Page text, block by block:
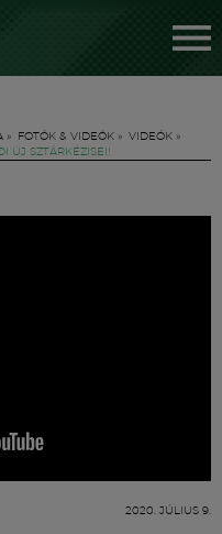
» FOTÓK & VIDEÓK » VIDEÓK »
ÚJ SZTÁRKÉZISEI!
2020. JÚLIUS 9.